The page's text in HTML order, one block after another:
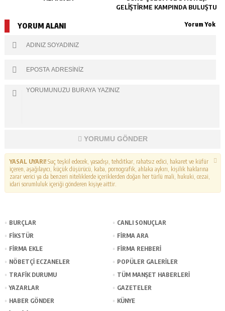
GELIŞTIRME KAMPINDA BULUŞTU
YORUM ALANI Yorum Yok
YORUMU GÖNDER
YASAL UYARI!Suç teşkil edecek, yasadışı, tehditkar, rahatsız edici, hakaret ve küfür
içeren, aşağılayıcı, küçük düşürücü, kaba, pornografik, ahlaka aykırı, kişilik haklarına
zarar verici ya da benzeri niteliklerde içeriklerden doğan her türlü mali, hukuki, cezai,
idari sorumluluk içeriği gönderen kişiye aittir.
BURÇLAR
CANLI SONUÇLAR
FİKSTÜR
FİRMA ARA
FİRMA EKLE
FİRMA REHBERİ
NÖBETÇİ ECZANELER
POPÜLER GALERİLER
TRAFİK DURUMU
TÜM MANŞET HABERLERİ
YAZARLAR
GAZETELER
HABER GÖNDER
KÜNYE